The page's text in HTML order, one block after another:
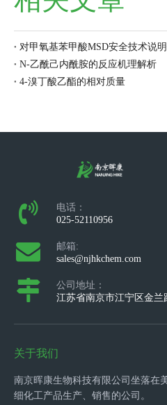
对甲氧基苯甲酸MSD安全技术说
N-乙酰己内酰胺的反应机理解析
4-溴丁酸乙酯的相对质量
电话：
025-52110956
邮箱:
sales@njhkchem.com
公司地址：
江苏省南京市江宁区金兰
关于我们
南京晖康生物科技有限公司坐落在
细化工产品生产、销售的公司。